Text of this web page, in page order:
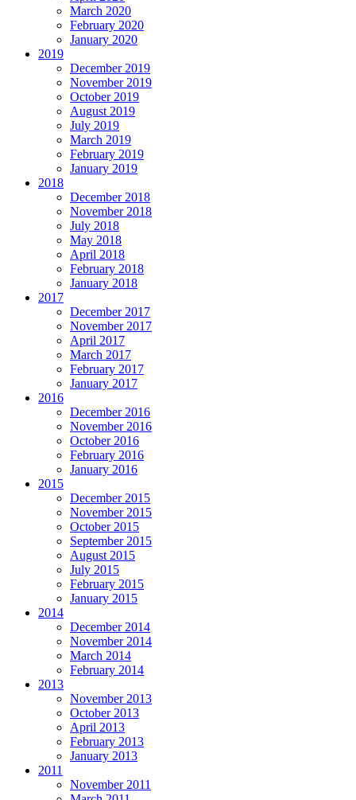
March 2020
February 2020
January 2020
2019
December 2019
November 2019
October 2019
August 2019
July 2019
March 2019
February 2019
January 2019
2018
December 2018
November 2018
July 2018
May 2018
April 2018
February 2018
January 2018
2017
December 2017
November 2017
April 2017
March 2017
February 2017
January 2017
2016
December 2016
November 2016
October 2016
February 2016
January 2016
2015
December 2015
November 2015
October 2015
September 2015
August 2015
July 2015
February 2015
January 2015
2014
December 2014
November 2014
March 2014
February 2014
2013
November 2013
October 2013
April 2013
February 2013
January 2013
2011
November 2011